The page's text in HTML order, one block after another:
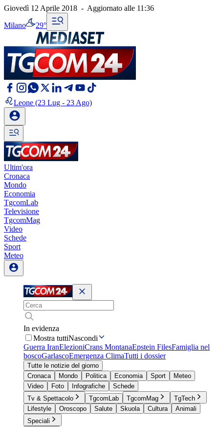
Giovedì 12 Aprile 2018 - Aggiornato alle 11:36
Milano 29°
Leone (23 Lug - 23 Ago)
Ultim'ora
Cronaca
Mondo
Economia
TgcomLab
Televisione
TgcomMag
Video
Schede
Sport
Meteo
In evidenza
Mostra tuttiNascondi
Guerra IranElezioniCrans MontanaEpstein FilesFamiglia nel
boscoGarlascoEmergenza ClimaTutti i dossier
Tutte le notizie del giorno
Cronaca
Mondo Politica Economia Sport
Meteo
Video
Foto Infografiche
Schede
Tv & Spettacolo
TgcomLab TgcomMag
TgTech
Lifestyle
Oroscopo Salute Skuola Cultura
Animali
Speciali